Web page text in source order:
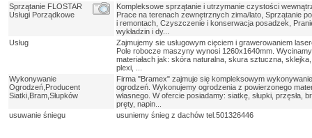
Sprzątanie FLOSTAR
Usługi Porządkowe
Kompleksowe sprzątanie i utrzymanie czystości
Prace na terenach zewnętrznych zima/lato, Sprzątanie
i remontach, Czyszczenie i konserwacja posadzek,
wykładzin i dy...
Usług
Zajmujemy sie usługowym cięciem i grawerowaniem
Pole robocze maszyny wynosi 1260x1640mm.
materiałach jak: skóra naturalna, skura sztuczna,
plexi, ...
Wykonywanie
Ogrodzeń,Producent
Siatki,Bram,Słupków
Firma "Bramex" zajmuje się kompleksowym
ogrodzeń. Wykonujemy ogrodzenia z powierzonego
własnego. W ofercie posiadamy: siatkę, słupki, przęsła,
pręty, napin...
usuwanie śniegu
usuniemy śnieg z dachów tel.501326446